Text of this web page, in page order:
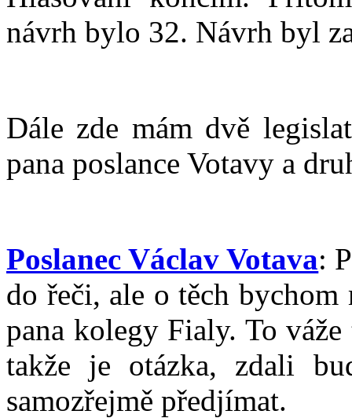
návrh bylo 32. Návrh byl
Dále zde mám dvě
pana poslance Votavy a
Poslanec Václav Votava:
do řeči, ale o těch bychom
pana kolegy Fialy. To
takže je otázka, zdali
samozřejmě předjímat.